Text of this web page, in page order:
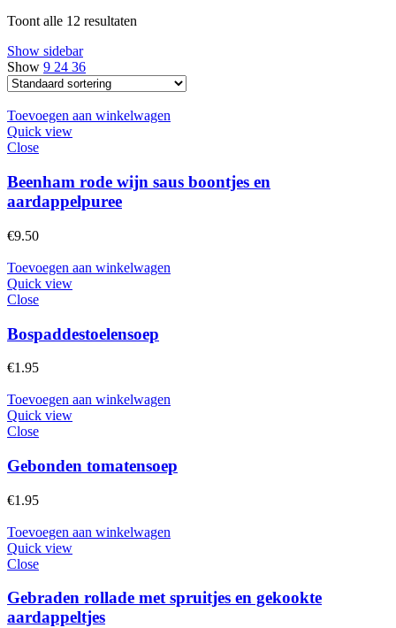
Toont alle 12 resultaten
Show sidebar
Show 9 24 36
Toevoegen aan winkelwagen
Quick view
Close
Beenham rode wijn saus boontjes en
aardappelpuree
€9.50
Toevoegen aan winkelwagen
Quick view
Close
Bospaddestoelensoep
€1.95
Toevoegen aan winkelwagen
Quick view
Close
Gebonden tomatensoep
€1.95
Toevoegen aan winkelwagen
Quick view
Close
Gebraden rollade met spruitjes en gekookte
aardappeltjes